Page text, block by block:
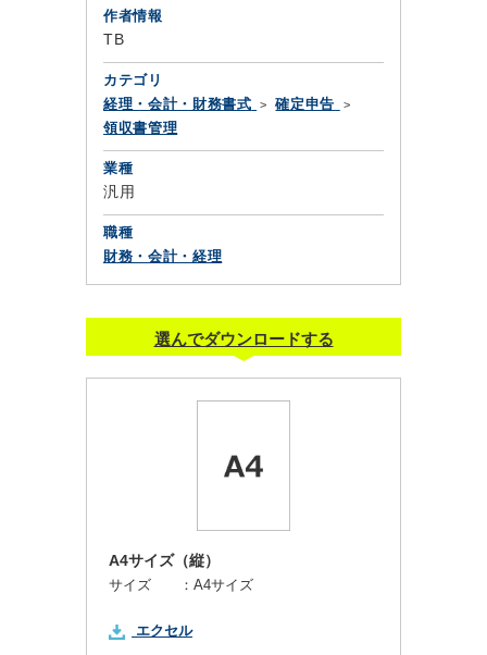
作者情報
TB
カテゴリ
経理・会計・財務書式
確定申告
領収書管理
業種
汎用
職種
財務・会計・経理
選んでダウンロードする
A4サイズ（縦）
サイズ ： A4サイズ
エクセル